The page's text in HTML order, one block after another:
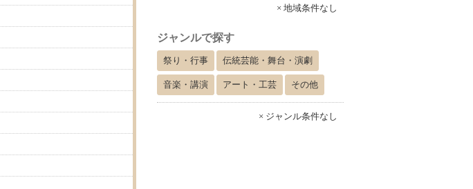
× 地域条件なし
ジャンルで探す
祭り・行事 伝統芸能・舞台・演劇
音楽・講演 アート・工芸 その他
× ジャンル条件なし